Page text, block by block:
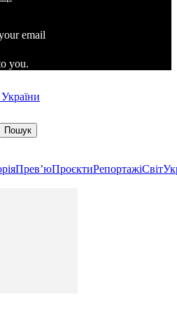
email
you.
Прев’юПроєктиРепортажіСвіт